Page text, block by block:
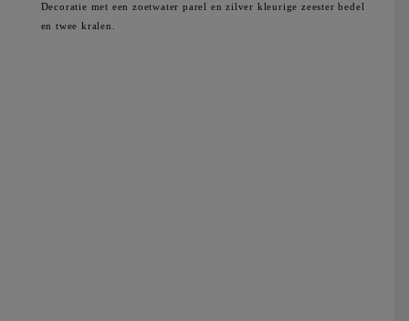
Decoratie met een zoetwater parel en zilver kleurige zeester bedel
en twee kralen.